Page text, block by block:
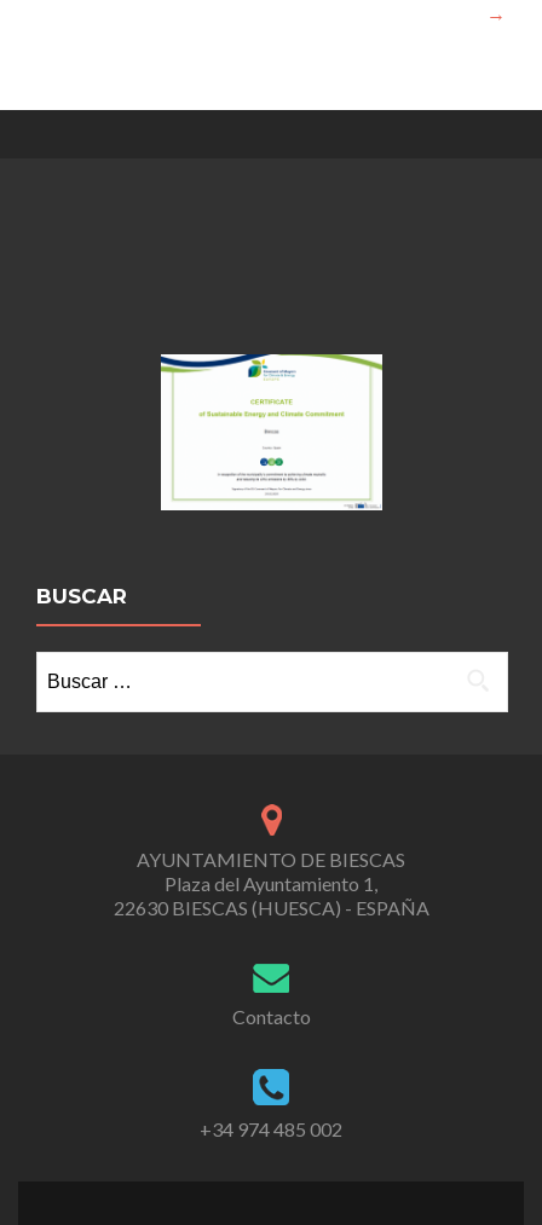
→
BUSCAR
AYUNTAMIENTO DE BIESCAS
Plaza del Ayuntamiento 1,
22630 BIESCAS (HUESCA) - ESPAÑA
Contacto
+34 974 485 002